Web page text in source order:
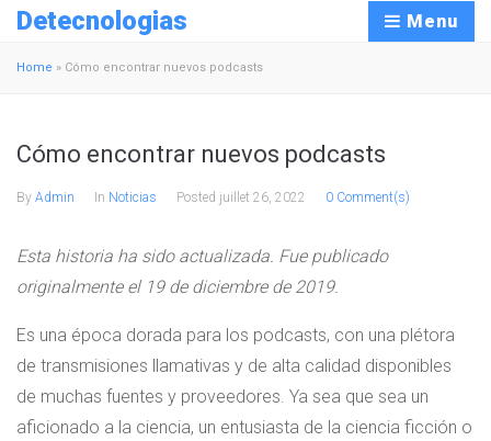
Detecnologias Menu
Home » Cómo encontrar nuevos podcasts
Cómo encontrar nuevos podcasts
By Admin In Noticias Posted juillet 26, 2022 0 Comment(s)
Esta historia ha sido actualizada. Fue publicado
originalmente el 19 de diciembre de 2019.
Es una época dorada para los podcasts, con una plétora
de transmisiones llamativas y de alta calidad disponibles
de muchas fuentes y proveedores. Ya sea que sea un
aficionado a la ciencia, un entusiasta de la ciencia ficción o